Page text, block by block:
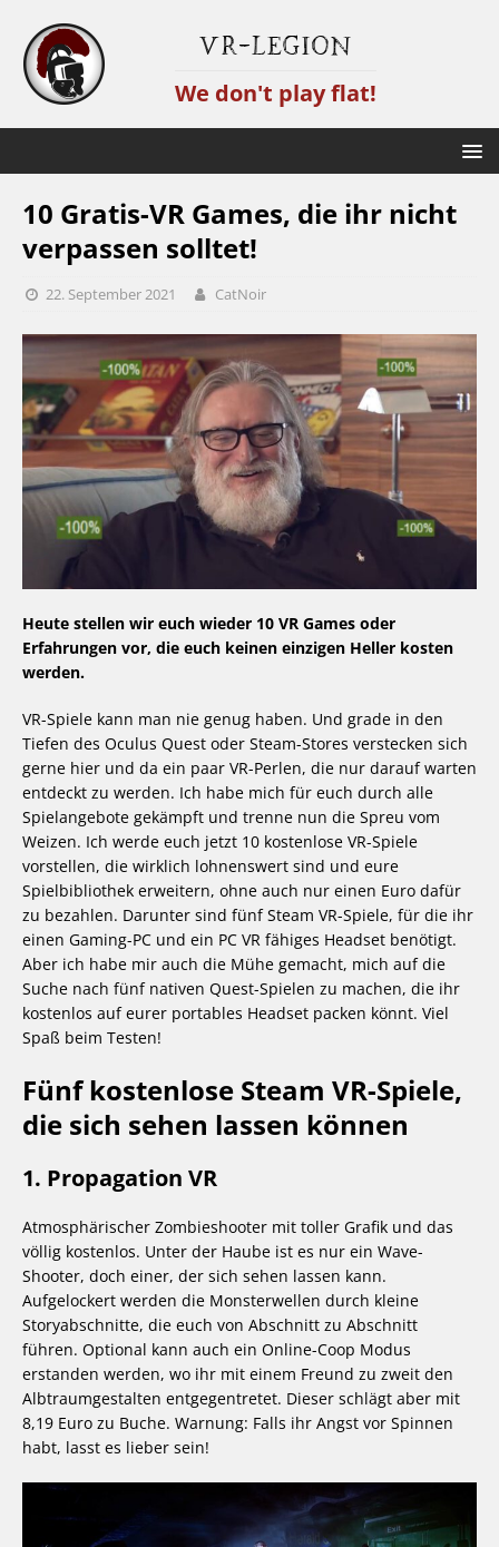
VR-Legion
We don't play flat!
10 Gratis-VR Games, die ihr nicht
verpassen solltet!
22. September 2021 CatNoir
Heute stellen wir euch wieder 10 VR Games oder
Erfahrungen vor, die euch keinen einzigen Heller kosten
werden.
VR-Spiele kann man nie genug haben. Und grade in den
Tiefen des Oculus Quest oder Steam-Stores verstecken sich
gerne hier und da ein paar VR-Perlen, die nur darauf warten
entdeckt zu werden. Ich habe mich für euch durch alle
Spielangebote gekämpft und trenne nun die Spreu vom
Weizen. Ich werde euch jetzt 10 kostenlose VR-Spiele
vorstellen, die wirklich lohnenswert sind und eure
Spielbibliothek erweitern, ohne auch nur einen Euro dafür
zu bezahlen. Darunter sind fünf Steam VR-Spiele, für die ihr
einen Gaming-PC und ein PC VR fähiges Headset benötigt.
Aber ich habe mir auch die Mühe gemacht, mich auf die
Suche nach fünf nativen Quest-Spielen zu machen, die ihr
kostenlos auf eurer portables Headset packen könnt. Viel
Spaß beim Testen!
Fünf kostenlose Steam VR-Spiele,
die sich sehen lassen können
1. Propagation VR
Atmosphärischer Zombieshooter mit toller Grafik und das
völlig kostenlos. Unter der Haube ist es nur ein Wave-
Shooter, doch einer, der sich sehen lassen kann.
Aufgelockert werden die Monsterwellen durch kleine
Storyabschnitte, die euch von Abschnitt zu Abschnitt
führen. Optional kann auch ein Online-Coop Modus
erstanden werden, wo ihr mit einem Freund zu zweit den
Albtraumgestalten entgegentretet. Dieser schlägt aber mit
8,19 Euro zu Buche. Warnung: Falls ihr Angst vor Spinnen
habt, lasst es lieber sein!